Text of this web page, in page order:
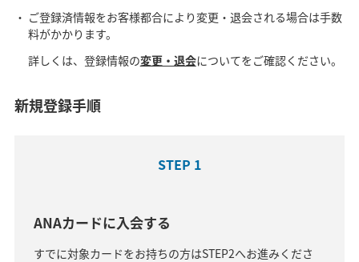
ご登録済情報をお客様都合により変更・退会される場合は手数
料がかかります。
詳しくは、登録情報の変更・退会についてをご確認ください。
新規登録手順
STEP 1
ANAカードに入会する
すでに対象カードをお持ちの方はSTEP2へお進みくださ